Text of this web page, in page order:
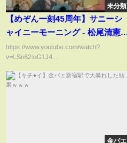
未分類
【めぞん一刻45周年】サニーシ
ャイニーモーニング - 松尾清憲
MV / Sunny Shiny Morning -
KIYONORI MATSUO / "MAIZON
IKKOKU" 45TH
https://www.youtube.com/watch?
v=LSn62IoG1J4...
金バエ